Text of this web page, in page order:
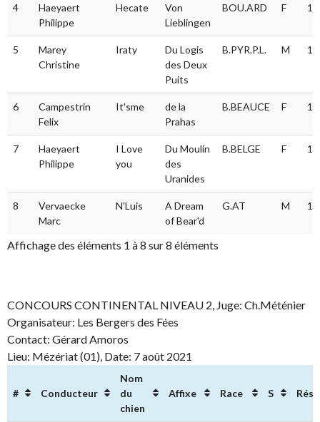
4
Haeyaert
Philippe
Hecate
Von
Lieblingen
BOU.ARD F
5
Marey
Christine
Iraty
Du Logis
des Deux
Puits
B.PYR.P.L. M
6
Campestrin
Felix
It'sme
de la
Prahas
B.BEAUCE F
7
Haeyaert
Philippe
I Love
you
Du Moulin
des
Uranides
B.BELGE F
8
Vervaecke
Marc
N'Luis
A Dream
of Bear'd
G.AT M
Affichage des éléments 1 à 8 sur 8 éléments
CONCOURS CONTINENTAL NIVEAU 2, Juge: Ch.Méténier
Organisateur: Les Bergers des Fées
Contact: Gérard Amoros
Lieu: Mézériat (01), Date: 7 août 2021
# Conducteur
Nom
du
chien
Affixe Race S